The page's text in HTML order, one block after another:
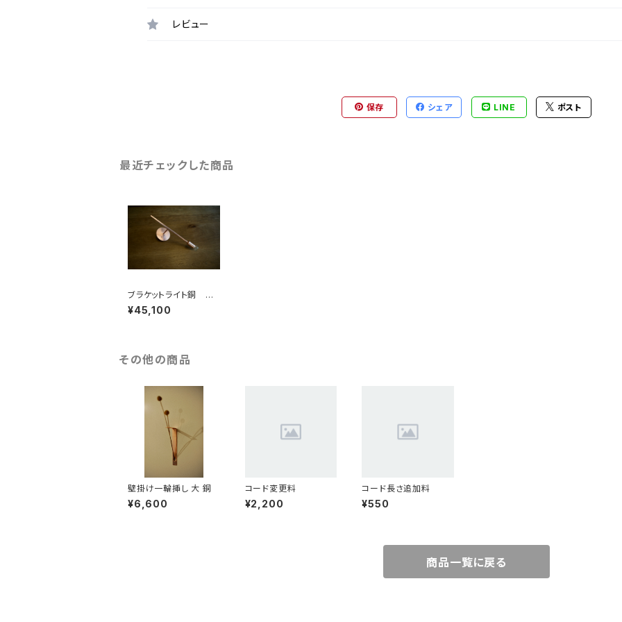
レビュー
保存 シェア LINE ポスト
最近チェックした商品
ブラケットライト銅 ご
予約の際は直接メール
をお送りください！
¥45,100
その他の商品
壁掛け一輪挿し 大 銅
¥6,600
コード変更料
¥2,200
コード長さ追加料
¥550
商品一覧に戻る